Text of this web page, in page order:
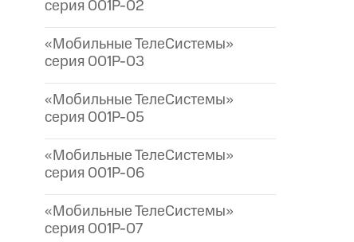
серия 001P-02
«Мобильные ТелеСистемы»
серия 001P-03
«Мобильные ТелеСистемы»
серия 001P-05
«Мобильные ТелеСистемы»
серия 001P-06
«Мобильные ТелеСистемы»
серия 001P-07